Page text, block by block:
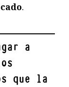
.
a
que la